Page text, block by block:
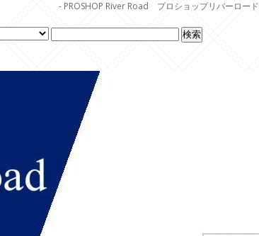
- PROSHOP River Road プロショップリバーロード